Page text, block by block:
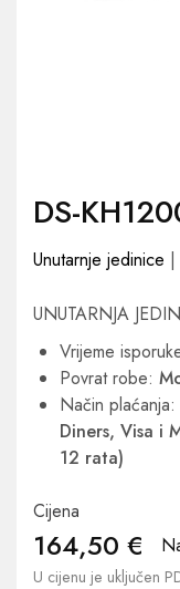
DS-
Unutarnje jedinice |
UNUTARNJA
Vrijeme
Povrat robe:
Način plaćanja:
Diners, Visa i
12 rata)
Cijena
164,50 €
U cijenu je uključen